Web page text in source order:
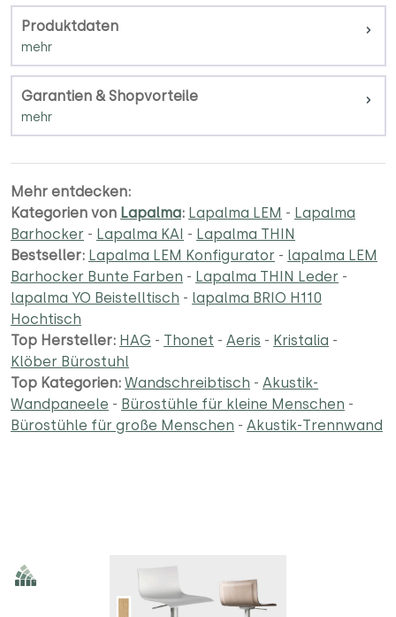
Produktdaten
Garantien & Shopvorteile
Mehr entdecken:
Kategorien von Lapalma: Lapalma LEM - Lapalma
Barhocker - Lapalma KAI - Lapalma THIN
Bestseller: Lapalma LEM Konfigurator - lapalma LEM
Barhocker Bunte Farben - Lapalma THIN Leder -
lapalma YO Beistelltisch - lapalma BRIO H110
Hochtisch
Top Hersteller: HAG - Thonet - Aeris - Kristalia -
Klöber Bürostuhl
Top Kategorien: Wandschreibtisch - Akustik-
Wandpaneele - Bürostühle für kleine Menschen -
Bürostühle für große Menschen - Akustik-Trennwand